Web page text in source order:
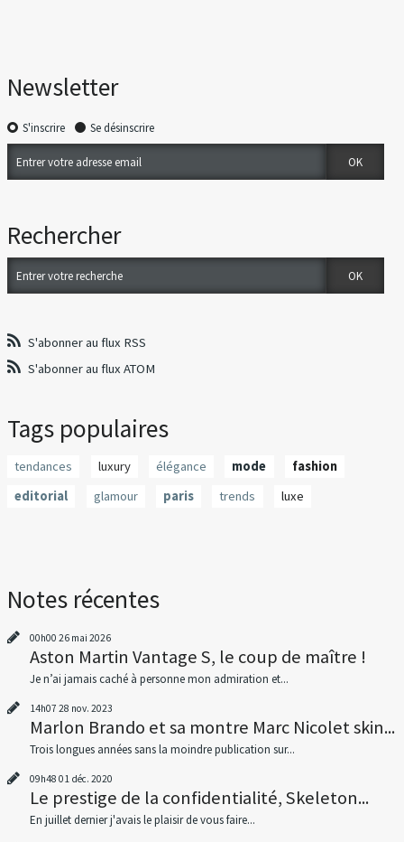
Newsletter
S'inscrire Se désinscrire
Rechercher
S'abonner au flux RSS
S'abonner au flux ATOM
Tags populaires
tendances luxury élégance mode
fashion
editorial
glamour paris trends luxe
Notes récentes
00h00 26 mai 2026
Aston Martin Vantage S, le coup de maître !
Je n’ai jamais caché à personne mon admiration et...
14h07 28 nov. 2023
Marlon Brando et sa montre Marc Nicolet skin...
Trois longues années sans la moindre publication sur...
09h48 01 déc. 2020
Le prestige de la confidentialité, Skeleton...
En juillet dernier j'avais le plaisir de vous faire...